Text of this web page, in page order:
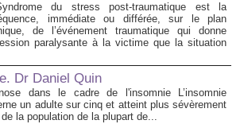
du stress post-traumatique est la
immédiate ou différée, sur le plan
de l’événement traumatique qui donne
paralysante à la victime que la situation
Dr Daniel Quin
dans le cadre de l'insomnie L’insomnie
un adulte sur cinq et atteint plus sévèrement
la population de la plupart de...